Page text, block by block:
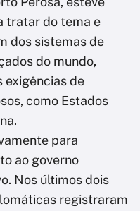
tratar do tema e
dos sistemas de
do mundo,
exigências de
como Estados
para
ao governo
Nos últimos dois
registraram